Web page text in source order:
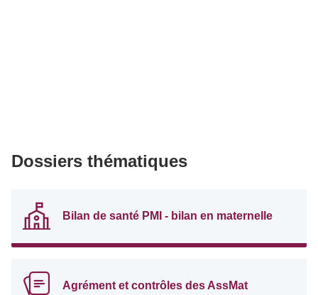
Dossiers thématiques
Bilan de santé PMI - bilan en maternelle
Agrément et contrôles des AssMat